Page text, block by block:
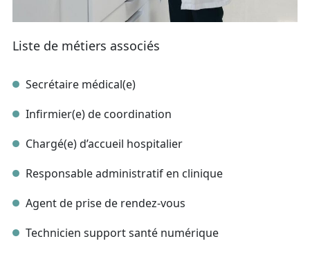
Liste de métiers associés
Secrétaire médical(e)
Infirmier(e) de coordination
Chargé(e) d’accueil hospitalier
Responsable administratif en clinique
Agent de prise de rendez-vous
Technicien support santé numérique